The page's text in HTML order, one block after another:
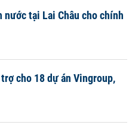
nước tại Lai Châu cho chính
cho 18 dự án Vingroup,